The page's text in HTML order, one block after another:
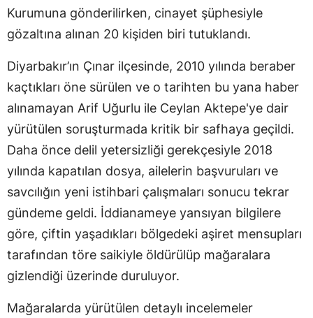
Kurumuna gönderilirken, cinayet şüphesiyle
gözaltına alınan 20 kişiden biri tutuklandı.
Diyarbakır’ın Çınar ilçesinde, 2010 yılında beraber
kaçtıkları öne sürülen ve o tarihten bu yana haber
alınamayan Arif Uğurlu ile Ceylan Aktepe'ye dair
yürütülen soruşturmada kritik bir safhaya geçildi.
Daha önce delil yetersizliği gerekçesiyle 2018
yılında kapatılan dosya, ailelerin başvuruları ve
savcılığın yeni istihbari çalışmaları sonucu tekrar
gündeme geldi. İddianameye yansıyan bilgilere
göre, çiftin yaşadıkları bölgedeki aşiret mensupları
tarafından töre saikiyle öldürülüp mağaralara
gizlendiği üzerinde duruluyor.
Mağaralarda yürütülen detaylı incelemeler